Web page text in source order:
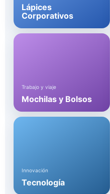
Lápices
Corporativos
Trabajo y viaje
Mochilas y Bolsos
Innovación
Tecnología